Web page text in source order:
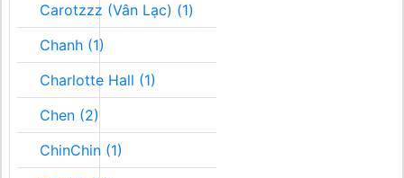
Carotzzz (Vân Lạc) (1)
Chanh (1)
Charlotte Hall (1)
Chen (2)
ChinChin (1)